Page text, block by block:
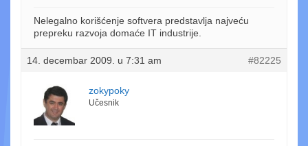
Nelegalno korišćenje softvera predstavlja najveću
prepreku razvoja domaće IT industrije.
14. decembar 2009. u 7:31 am #82225
zokypoky
Učesnik